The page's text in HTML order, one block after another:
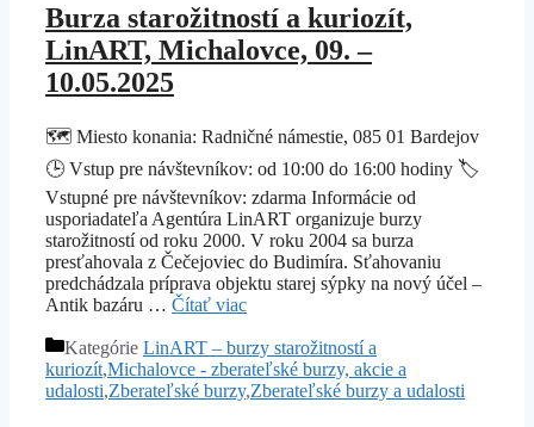
Burza starožitností a kuriozít,
LinART, Michalovce, 09. –
10.05.2025
🗺️ Miesto konania: Radničné námestie, 085 01 Bardejov
🕒 Vstup pre návštevníkov: od 10:00 do 16:00 hodiny 🏷️
Vstupné pre návštevníkov: zdarma Informácie od
usporiadateľa Agentúra LinART organizuje burzy
starožitností od roku 2000. V roku 2004 sa burza
presťahovala z Čečejoviec do Budimíra. Sťahovaniu
predchádzala príprava objektu starej sýpky na nový účel –
Antik bazáru … Čítať viac
Kategórie LinART – burzy starožitností a
kuriozít,Michalovce - zberateľské burzy, akcie a
udalosti,Zberateľské burzy,Zberateľské burzy a udalosti